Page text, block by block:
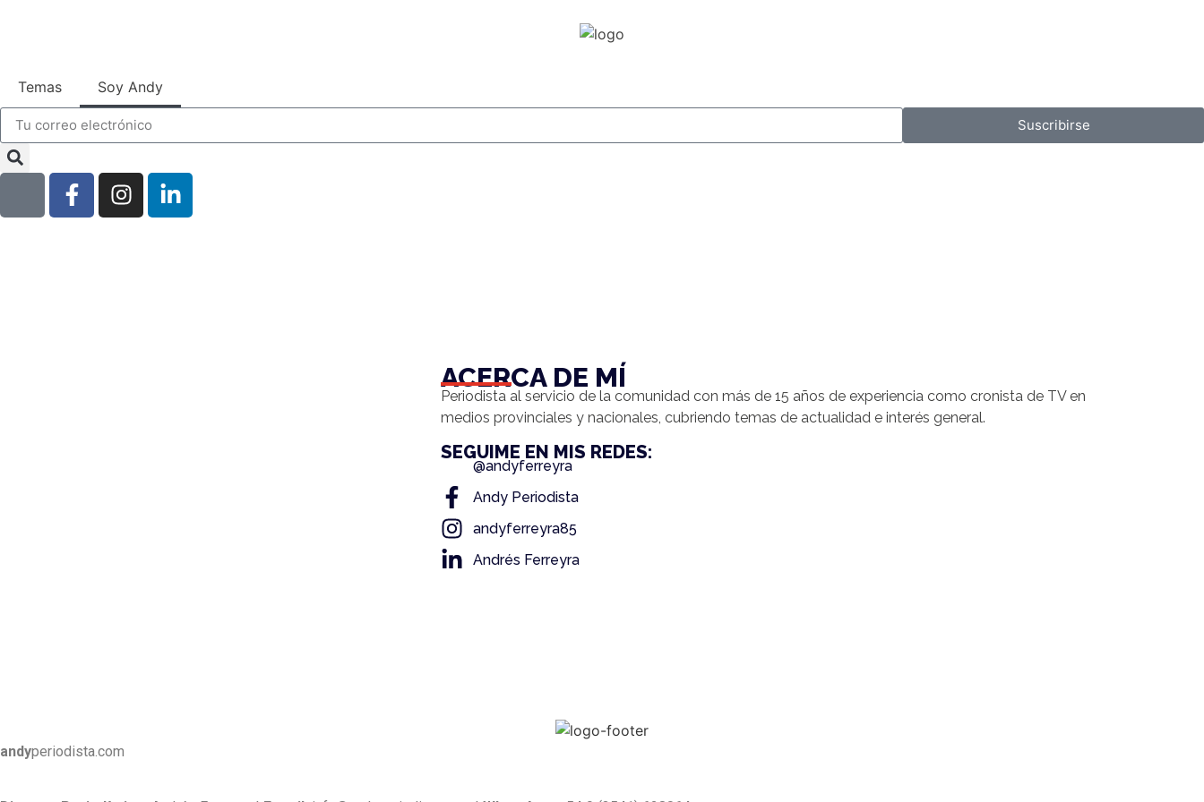
Temas Soy Andy
Suscribirse
ACERCA DE MÍ
Periodista al servicio de la comunidad con más de 15 años de experiencia como cronista de TV en
medios provinciales y nacionales, cubriendo temas de actualidad e interés general.
SEGUIME EN MIS REDES:
@andyferreyra
Andy Periodista
andyferreyra85
Andrés Ferreyra
andyperiodista.com